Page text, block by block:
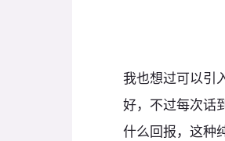
我也想过可以引
好，不过每次话
什么回报，这种